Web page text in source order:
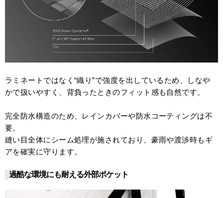
ラミネートではなく“織り”で強度を出しているため、しなや
かで扱いやすく、背負ったときのフィット感も自然です。
完全防水構造のため、レインカバーや防水コーティングは不
要。
縫い目全体にシーム処理が施されており、豪雨や渡渉時もギ
アを確実に守ります。
過酷な環境にも耐える外部ポケット